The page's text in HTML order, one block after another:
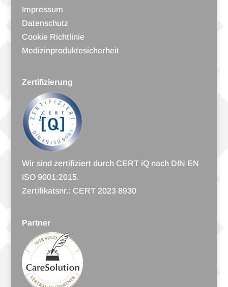
Impres­sum
Daten­schutz
Coo­kie Richtlinie
Medi­zin­pro­duk­te­si­cher­heit
Zertifizierung
Wir sind zer­ti­fi­ziert durch CERT iQ nach DIN EN
ISO 9001:2015.
Zer­ti­fi­katsnr.: CERT 2023 8930
Partner